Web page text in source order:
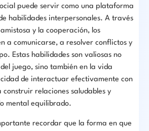
puede servir como una plataforma
habilidades interpersonales. A través
y la cooperación, los
a comunicarse, a resolver conflictos y
Estas habilidades son valiosas no
juego, sino también en la vida
de interactuar efectivamente con
relaciones saludables y
mental equilibrado.
recordar que la forma en que